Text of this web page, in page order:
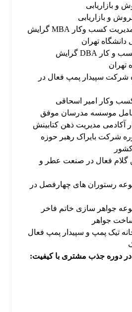
و بازاریابی
و بازاریابی
کارشناس ارشد مدیریت کسب وکار MBA گرایش
دانشگاه تهران
دکتری مدیریت کسب و کار DBA گرایش
تهران
شرکت سپیدار پمپ فعال در
وکار امیر اسحاقی
موسسه مدرسان موفق
آکادمی مدیریت ذهن کتابینش
شرکت بایراک رهبر حوزه
گلام فعال در صنعت عطر و
رستوران های چهارفصل در
جواهر سازی خاتم فاخر
جواهر
تیک پمپ و سپیدار پمپ فعال
در دوره جذب مشتری با کیفیت: